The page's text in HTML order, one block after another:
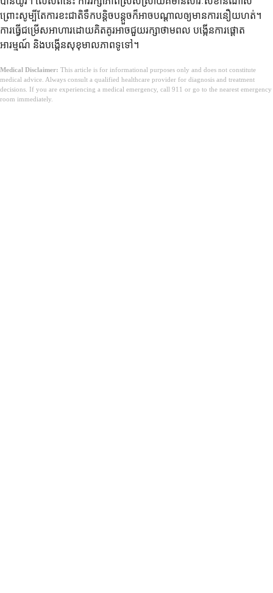
ព្រោះសូម្បីតែការខះជាតិទឹកបន្តិចបន្តួចក៏អាចបណ្តាលឲ្យមានការនឿយហត់។
ការធ្វើជម្រើសអាហារដោយគិតគូរអាចជួយរក្សាថាមពល បង្កើនការផ្តោត
អារម្មណ៍ និងបង្កើនសុខុមាលភាពទូទៅ។
Medical Disclaimer: This article is for informational purposes only and does not constitute
medical advice. Always consult a qualified healthcare provider for diagnosis and treatment
decisions. If you are experiencing a medical emergency, call 911 or go to the nearest emergency
room immediately.